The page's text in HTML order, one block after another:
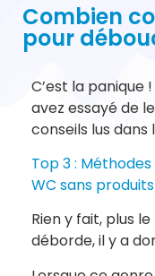
Combien
pour
C’est la panique
avez essayé de
conseils lus dans
Top 3 :
WC sans
Rien y fait, plus
déborde, il y a